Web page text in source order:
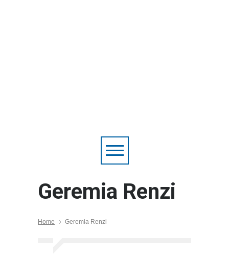
Geremia Renzi
Home Geremia Renzi